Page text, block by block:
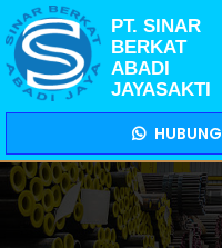
PT. SINAR
BERKAT
ABADI
JAYASAKTI